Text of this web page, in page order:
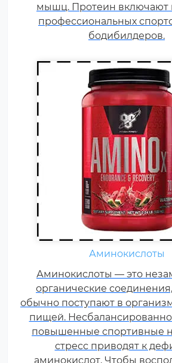
мышц. Протеин включают
профессиональных
бодибилдеров.
дефициту аминокислот.
восполнить его, можно
принимать специальные
Аминокислоты
Аминокислоты — это
органические
обычно поступают в
пищей.
повышенные спортивные
стресс приводят к
аминокислот. Чтобы
Жиросжигатели
добавок, которые
улучшению результатов
тренировок и помогают
избавляться от
используя его в
дополнительного